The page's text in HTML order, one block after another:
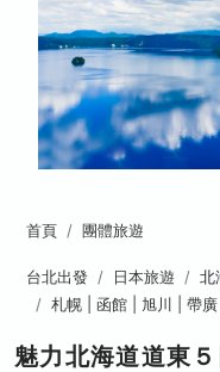
首頁 團體旅遊
台北出發 日本旅遊
北
札幌 | 函館 | 旭川 | 帶
魅力北海道道東